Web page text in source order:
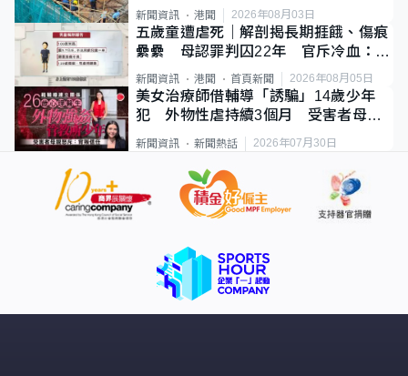
新聞資訊 港聞 2026年08月03日
五歲童遭虐死｜解剖揭長期捱餓、傷痕
纍纍 母認罪判囚22年 官斥冷血：同
類案最惡劣
新聞資訊 港聞 首頁新聞 2026年08月05日
美女治療師借輔導「誘騙」14歲少年
犯 外物性虐持續3個月 受害者母：
要保護其他人
新聞資訊 新聞熱話 2026年07月30日